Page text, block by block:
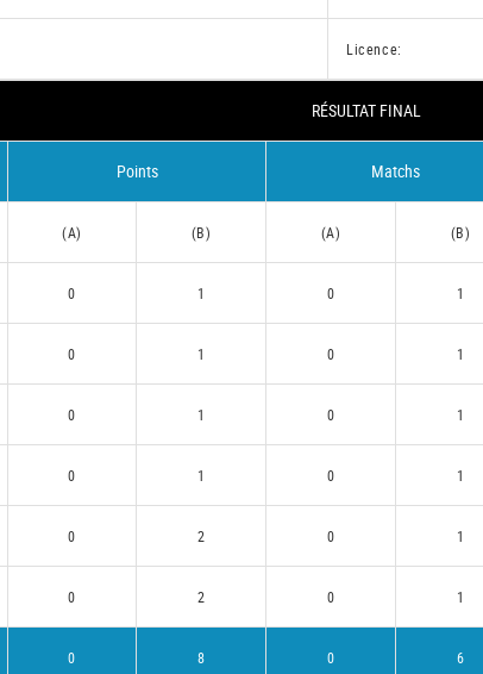
Licence:
RÉSULTAT FINAL
Points Matchs
(A) (B) (A) (B)
0 1 0 1
0 1 0 1
0 1 0 1
0 1 0 1
0 2 0 1
0 2 0 1
0 8 0 6